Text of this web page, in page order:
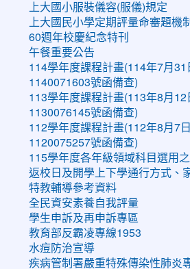
上大國小服裝儀容(服儀)規定
上大國民小學定期評量命審題機
60週年校慶紀念特刊
午餐重要公告
114學年度課程計畫(114年7月31
1140071603號函備查)
113學年度課程計畫(113年8月12
1130076145號函備查)
112學年度課程計畫(112年8月7
1120075257號函備查)
115學年度各年級領域科目選用
返校日及開學上下學通行方式、
特教輔導參考資料
全民資安素養自我評量
學生申訴及再申訴專區
教育部反霸凌專線1953
水痘防治宣導
疾病管制署嚴重特殊傳染性肺炎